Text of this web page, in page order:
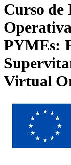
Curso de
PYMEs:
Virtual